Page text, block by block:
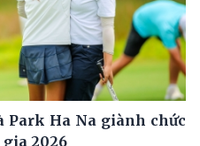
Park Ha Na giành chức
2026